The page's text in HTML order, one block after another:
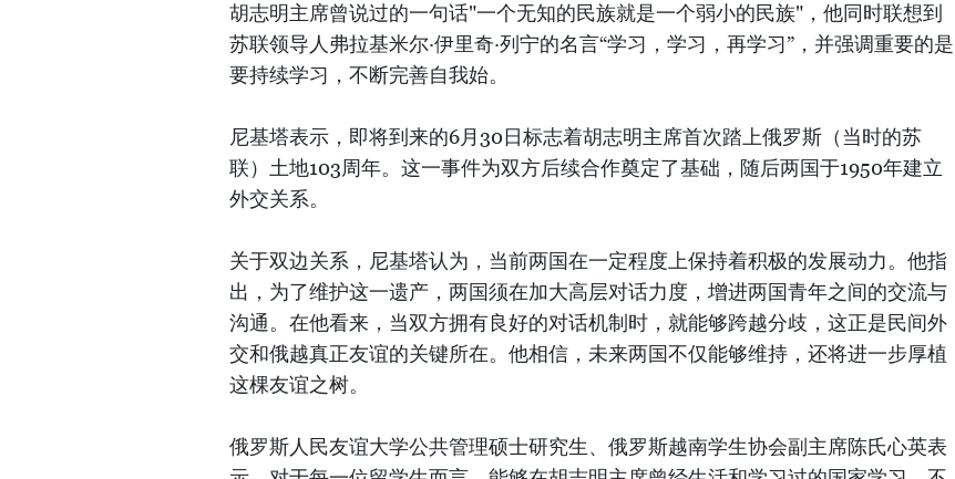
胡志明主席曾说过的一句话"一个无知的民族就是一个弱小的民族"，他同时联想到
苏联领导人弗拉基米尔·伊里奇·列宁的名言“学习，学习，再学习”，并强调重要的是
要持续学习，不断完善自我始。
尼基塔表示，即将到来的6月30日标志着胡志明主席首次踏上俄罗斯（当时的苏
联）土地103周年。这一事件为双方后续合作奠定了基础，随后两国于1950年建立
外交关系。
关于双边关系，尼基塔认为，当前两国在一定程度上保持着积极的发展动力。他指
出，为了维护这一遗产，两国须在加大高层对话力度，增进两国青年之间的交流与
沟通。在他看来，当双方拥有良好的对话机制时，就能够跨越分歧，这正是民间外
交和俄越真正友谊的关键所在。他相信，未来两国不仅能够维持，还将进一步厚植
这棵友谊之树。
俄罗斯人民友谊大学公共管理硕士研究生、俄罗斯越南学生协会副主席陈氏心英表